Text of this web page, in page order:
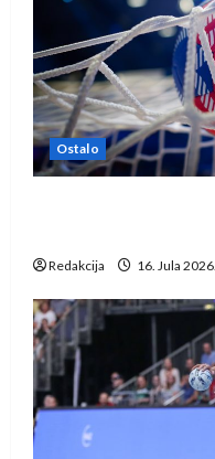
Ostalo
Redakcija 16. Jula 2026.